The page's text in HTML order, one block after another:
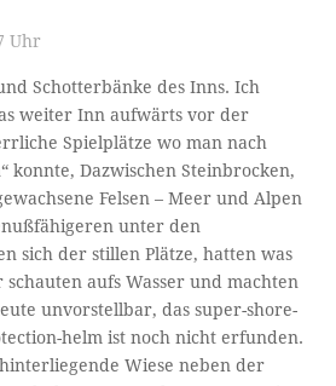
Uhr
Schotterbänke des Inns. Ich
weiter Inn aufwärts vor der
Spielplätze wo man nach
konnte, Dazwischen Steinbrocken,
Felsen – Meer und Alpen
unter den
sich der stillen Plätze, hatten was
aufs Wasser und machten
unvorstellbar, das super-shore-
helm ist noch nicht erfunden.
Wiese neben der